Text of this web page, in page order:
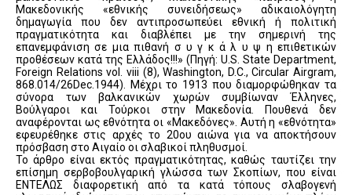
Μακεδονικής «εθνικής συνειδήσεως» αδικαιολόγητη
δημαγωγία που δεν αντιπροσωπεύει εθνική ή πολιτική
πραγματικότητα και διαβλέπει με την σημερινή της
επανεμφάνιση σε μια πιθανή σ υ γ κ ά λ υ ψ η επιθετικών
προθέσεων κατά της Ελλάδος!!!» (Πηγή: U.S. State Department,
Foreign Relations vol. viii (8), Washington, D.C., Circular Airgram,
868.014/26Dec.1944). Μέχρι το 1913 που διαμορφώθηκαν τα
σύνορα των βαλκανικών χωρών συμβίωναν Έλληνες,
Βούλγαροι και Τούρκοι στην Μακεδονία. Πουθενά δεν
αναφέρονται ως εθνότητα οι «Μακεδόνες». Αυτή η «εθνότητα»
εφευρέθηκε στις αρχές το 20ου αιώνα για να αποκτήσουν
πρόσβαση στο Αιγαίο οι σλαβικοί πληθυσμοί.
Το άρθρο είναι εκτός πραγματικότητας, καθώς ταυτίζει την
επίσημη σερβοβουλγαρική γλώσσα των Σκοπίων, που είναι
ΕΝΤΕΛΩΣ διαφορετική από τα κατά τόπους σλαβογενή